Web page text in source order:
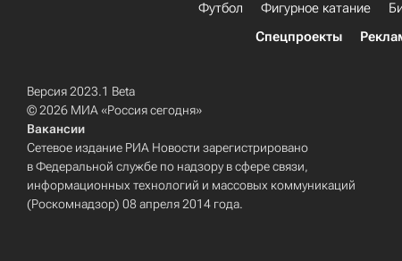
Футбол Фигурное катание
Спецпроекты
Версия 2023.1 Beta
© 2026 МИА «Россия сегодня»
Вакансии
Сетевое издание РИА Новости зарегистрировано
в Федеральной службе по надзору в сфере связи,
информационных технологий и массовых коммуникаций
(Роскомнадзор) 08 апреля 2014 года.